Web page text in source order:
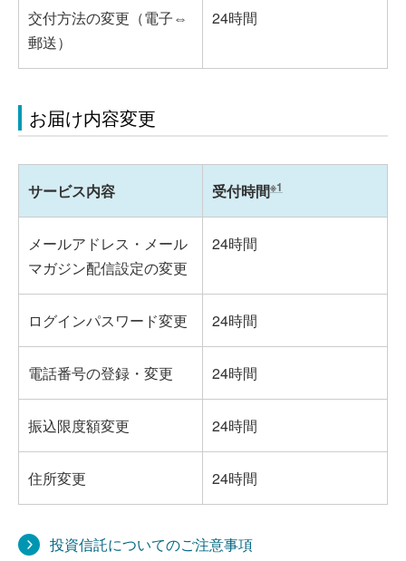
交付方法の変更（電子⇔
郵送）
24時間
お届け内容変更
サービス内容 受付時間※1
メールアドレス・メール
マガジン配信設定の変更
24時間
ログインパスワード変更 24時間
電話番号の登録・変更 24時間
振込限度額変更 24時間
住所変更 24時間
投資信託についてのご注意事項